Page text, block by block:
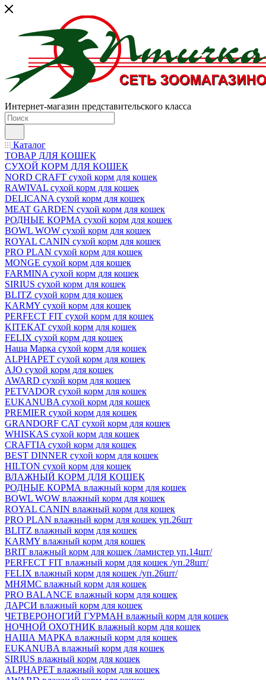
Интернет-магазин представительского класса
Каталог
ТОВАР ДЛЯ КОШЕК
СУХОЙ КОРМ ДЛЯ КОШЕК
NORD CRAFT сухой корм для кошек
RAWIVAL сухой корм для кошек
DELICANA сухой корм для кошек
MEAT GARDEN сухой корм для кошек
РОДНЫЕ КОРМА сухой корм для кошек
BOWL WOW сухой корм для кошек
ROYAL CANIN сухой корм для кошек
PRO PLAN сухой корм для кошек
MONGE сухой корм для кошек
FARMINA сухой корм для кошек
SIRIUS сухой корм для кошек
BLITZ сухой корм для кошек
KARMY сухой корм для кошек
PERFECT FIT сухой корм для кошек
KITEKAT сухой корм для кошек
FELIX сухой корм для кошек
Наша Марка сухой корм для кошек
ALPHAPET сухой корм для кошек
AJO сухой корм для кошек
AWARD сухой корм для кошек
PETVADOR сухой корм для кошек
EUKANUBA сухой корм для кошек
PREMIER сухой корм для кошек
GRANDORF CAT сухой корм для кошек
WHISKAS сухой корм для кошек
CRAFTIA сухой корм для кошек
BEST DINNER сухой корм для кошек
HILTON сухой корм для кошек
ВЛАЖНЫЙ КОРМ ДЛЯ КОШЕК
РОДНЫЕ КОРМА влажный корм для кошек
BOWL WOW влажный корм для кошек
ROYAL CANIN влажный корм для кошек
PRO PLAN влажный корм для кошек уп.26шт
BLITZ влажный корм для кошек
KARMY влажный корм для кошек
BRIT влажный корм для кошек /ламистер уп.14шт/
PERFECT FIT влажный корм для кошек /уп.28шт/
FELIX влажный корм для кошек /уп.26шт/
МНЯМС влажный корм для кошек
PRO BALANCE влажный корм для кошек
ДАРСИ влажный корм для кошек
ЧЕТВЕРОНОГИЙ ГУРМАН влажный корм для кошек
НОЧНОЙ ОХОТНИК влажный корм для кошек
НАША МАРКА влажный корм для кошек
EUKANUBA влажный корм для кошек
SIRIUS влажный корм для кошек
ALPHAPET влажный корм для кошек